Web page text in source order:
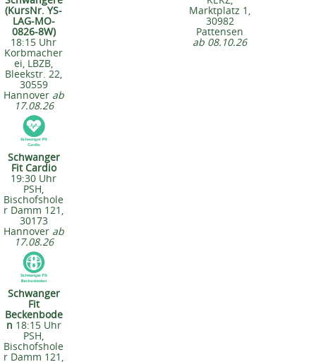
(KursNr. YS-
LAG-MO-
0826-8W)
18:15 Uhr
Korbmacher
ei, LBZB,
Bleekstr. 22,
30559
Hannover ab
17.08.26
Schwanger
Fit Cardio
19:30 Uhr
PSH,
Bischofshole
r Damm 121,
30173
Hannover ab
17.08.26
Schwanger
Fit
Beckenbode
n 18:15 Uhr
PSH,
Bischofshole
r Damm 121,
Marktplatz 1,
30982
Pattensen
ab 08.10.26